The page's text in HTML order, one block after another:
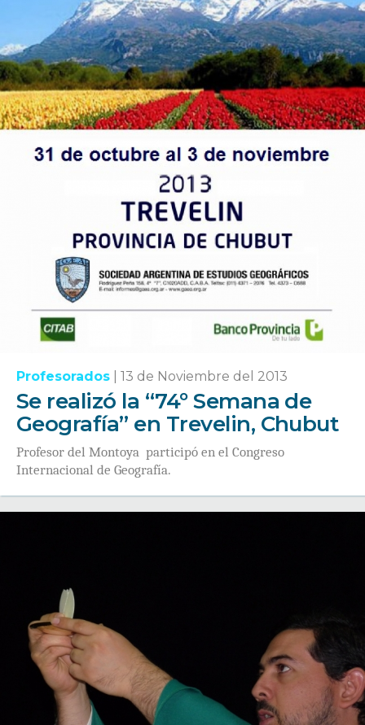
Profesorados 13 de Noviembre del 2013
Se realizó la “74º Semana de
Geografía” en Trevelin, Chubut
Profesor del Montoya participó en el Congreso
Internacional de Geografía.